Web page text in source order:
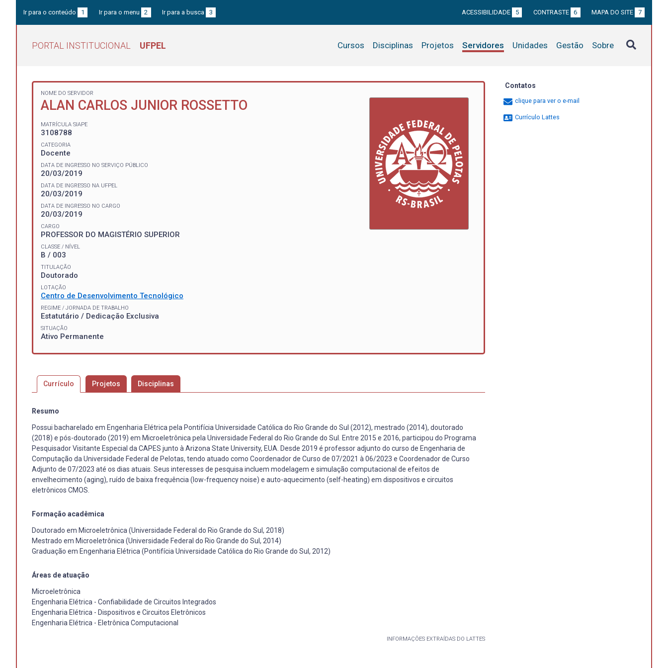
Ir para o conteúdo 1 Ir para o menu 2 Ir para a busca 3 ACESSIBILIDADE 5 CONTRASTE 6 MAPA DO SITE 7
PORTAL INSTITUCIONAL UFPEL Cursos Disciplinas Projetos Servidores Unidades Gestão Sobre
NOME DO SERVIDOR
ALAN CARLOS JUNIOR ROSSETTO
MATRÍCULA SIAPE
3108788
CATEGORIA
Docente
DATA DE INGRESSO NO SERVIÇO PÚBLICO
20/03/2019
DATA DE INGRESSO NA UFPEL
20/03/2019
DATA DE INGRESSO NO CARGO
20/03/2019
CARGO
PROFESSOR DO MAGISTÉRIO SUPERIOR
CLASSE / NÍVEL
B / 003
TITULAÇÃO
Doutorado
LOTAÇÃO
Centro de Desenvolvimento Tecnológico
REGIME / JORNADA DE TRABALHO
Estatutário / Dedicação Exclusiva
SITUAÇÃO
Ativo Permanente
Currículo Projetos Disciplinas
Resumo
Possui bacharelado em Engenharia Elétrica pela Pontifícia Universidade Católica do Rio Grande do Sul (2012), mestrado (2014), doutorado
(2018) e pós-doutorado (2019) em Microeletrônica pela Universidade Federal do Rio Grande do Sul. Entre 2015 e 2016, participou do Programa
Pesquisador Visitante Especial da CAPES junto à Arizona State University, EUA. Desde 2019 é professor adjunto do curso de Engenharia de
Computação da Universidade Federal de Pelotas, tendo atuado como Coordenador de Curso de 07/2021 à 06/2023 e Coordenador de Curso
Adjunto de 07/2023 até os dias atuais. Seus interesses de pesquisa incluem modelagem e simulação computacional de efeitos de
envelhecimento (aging), ruído de baixa frequência (low-frequency noise) e auto-aquecimento (self-heating) em dispositivos e circuitos
eletrônicos CMOS.
Formação acadêmica
Doutorado em Microeletrônica (Universidade Federal do Rio Grande do Sul, 2018)
Mestrado em Microeletrônica (Universidade Federal do Rio Grande do Sul, 2014)
Graduação em Engenharia Elétrica (Pontifícia Universidade Católica do Rio Grande do Sul, 2012)
Áreas de atuação
Microeletrônica
Engenharia Elétrica - Confiabilidade de Circuitos Integrados
Engenharia Elétrica - Dispositivos e Circuitos Eletrônicos
Engenharia Elétrica - Eletrônica Computacional
INFORMAÇÕES EXTRAÍDAS DO LATTES
Contatos
clique para ver o e-mail
Currículo Lattes